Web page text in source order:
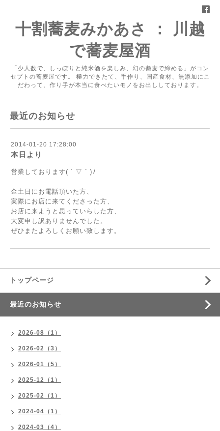
十割蕎麦みかあさ ： 川越
で蕎麦屋酒
「少人数で、しっぽりと純米酒を楽しみ、幻の蕎麦で締める」がコン
セプトの蕎麦屋です。 極力できたて、手作り、国産食材、無添加にこ
だわって、作り手が本当に食べたいモノをお出ししております。
最近のお知らせ
2014-01-20 17:28:00
本日より
営業しております( ´ ▽ ` )ﾉ
金土日にお電話頂いた方、
実際にお店に来てくださった方、
お店に来ようと思っていらした方、
大変申し訳ありませんでした。
ぜひまたよろしくお願い致します。
トップページ
最近のお知らせ
2026-08（1）
2026-02（3）
2026-01（5）
2025-12（1）
2025-02（1）
2024-04（1）
2024-03（4）